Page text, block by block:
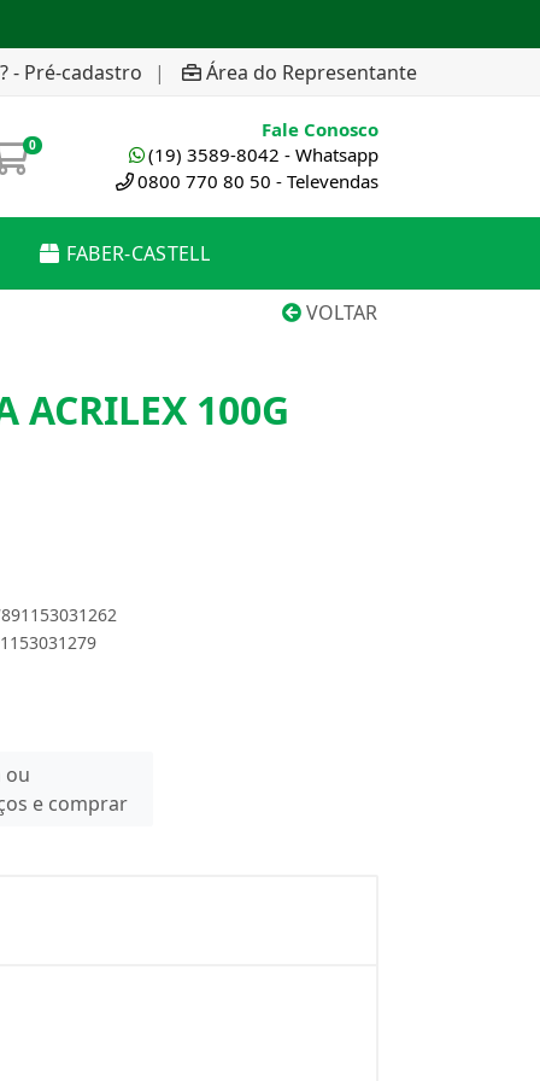
- Pré-cadastro | Área do Representante
0
Fale Conosco
(19) 3589-8042 - Whatsapp
0800 770 80 50 - Televendas
FABER-CASTELL
VOLTAR
ACRILEX 100G
ou
e comprar